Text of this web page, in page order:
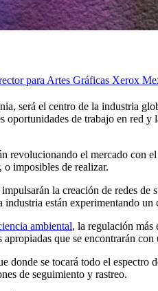
para Artes Gráficas Xerox
será el centro de la industria
oportunidades de trabajo en red y
revolucionando el mercado con
o imposibles de realizar.
la creación de redes de
están experimentando un
ambiental, la regulación más
que se encontrarán
donde se tocará todo el
de seguimiento y rastreo.